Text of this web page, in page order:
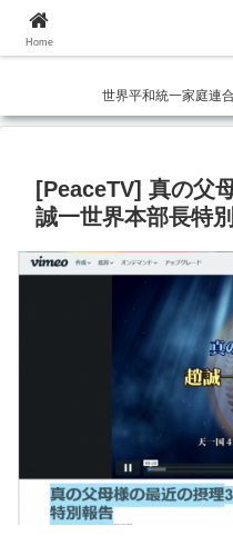
世界平和統一家庭連
[PeaceTV] 真の父
誠一世界本部長特
Home